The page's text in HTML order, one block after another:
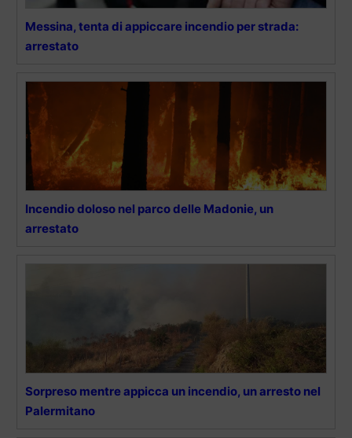
Messina, tenta di appiccare incendio per strada:
arrestato
Incendio doloso nel parco delle Madonie, un
arrestato
Sorpreso mentre appicca un incendio, un arresto nel
Palermitano